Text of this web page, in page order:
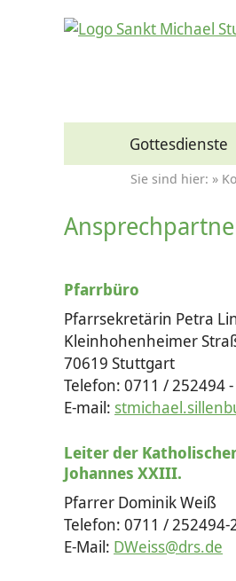
Gottesdienste
Pfarrbüro
Pfarrsekretärin Petra
Kleinhohenheimer
70619 Stuttgart
Telefon: 0711 / 252494
E-mail:
Leiter der
Johannes XXIII.
Pfarrer Dominik Weiß
Telefon: 0711 / 252494-
E-Mail: DWeiss@drs.de